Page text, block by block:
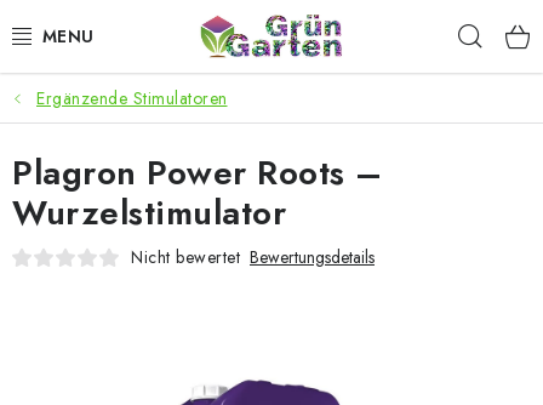
Inhalt
ANGEBOTE
LED PFLANZENLAMPEN
ANBAUBEDARF FÜR DEN HEIMANBAU
Ergänzende Stimulatoren
Plagron Power Roots –
Wurzelstimulator
Nicht bewertet Bewertungsdetails